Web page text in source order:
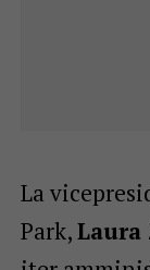
La
Park,Laura